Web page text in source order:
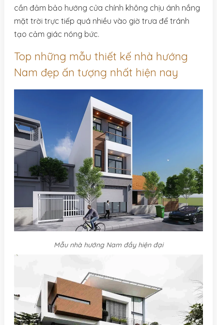
cần đảm bảo hướng cửa chính không chịu ánh nắng
mặt trời trực tiếp quá nhiều vào giờ trưa để tránh
tạo cảm giác nóng bức.
Top những mẫu thiết kế nhà hướng
Nam đẹp ấn tượng nhất hiện nay
Mẫu nhà hướng Nam đầy hiện đại